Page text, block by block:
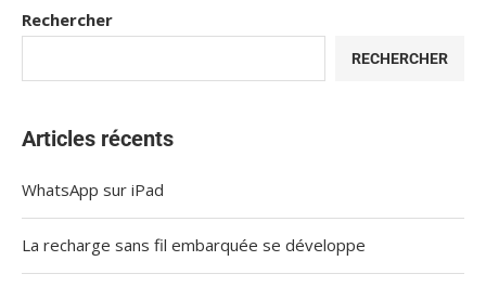
Rechercher
RECHERCHER
Articles récents
WhatsApp sur iPad
La recharge sans fil embarquée se développe